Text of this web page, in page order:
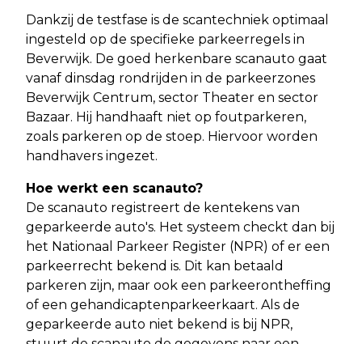
Dankzij de testfase is de scantechniek optimaal
ingesteld op de specifieke parkeerregels in
Beverwijk. De goed herkenbare scanauto gaat
vanaf dinsdag rondrijden in de parkeerzones
Beverwijk Centrum, sector Theater en sector
Bazaar. Hij handhaaft niet op foutparkeren,
zoals parkeren op de stoep. Hiervoor worden
handhavers ingezet.
Hoe werkt een scanauto?
De scanauto registreert de kentekens van
geparkeerde auto's. Het systeem checkt dan bij
het Nationaal Parkeer Register (NPR) of er een
parkeerrecht bekend is. Dit kan betaald
parkeren zijn, maar ook een parkeerontheffing
of een gehandicaptenparkeerkaart. Als de
geparkeerde auto niet bekend is bij NPR,